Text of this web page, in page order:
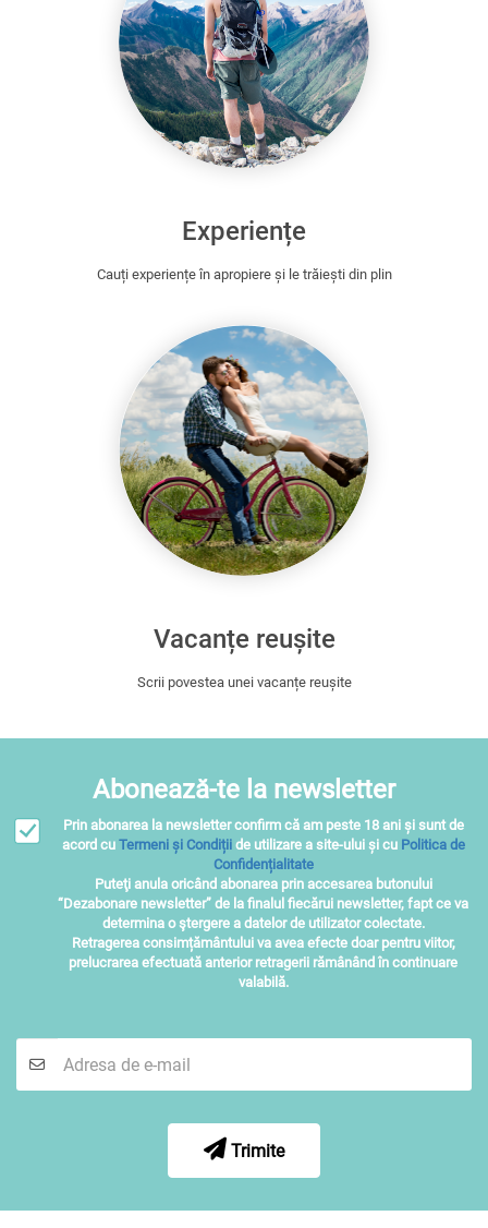
Experiențe
Cauți experiențe în apropiere și le trăiești din plin
Vacanțe reușite
Scrii povestea unei vacanțe reușite
Abonează-te la newsletter
Prin abonarea la newsletter confirm că am peste 18 ani și sunt de
acord cu Termeni și Condițiide utilizare a site-ului și cu Politica de
Confidențialitate
Puteţi anula oricând abonarea prin accesarea butonului
“Dezabonare newsletter” de la finalul fiecărui newsletter, fapt ce va
determina o ştergere a datelor de utilizator colectate.
Retragerea consimțământului va avea efecte doar pentru viitor,
prelucrarea efectuată anterior retragerii rămânând în continuare
valabilă.
Trimite